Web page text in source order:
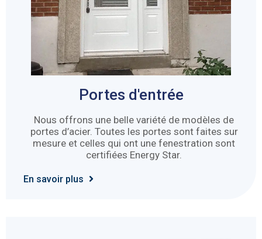
Portes d'entrée
Nous offrons une belle variété de modèles de
portes d’acier. Toutes les portes sont faites sur
mesure et celles qui ont une fenestration sont
certifiées Energy Star.
En savoir plus